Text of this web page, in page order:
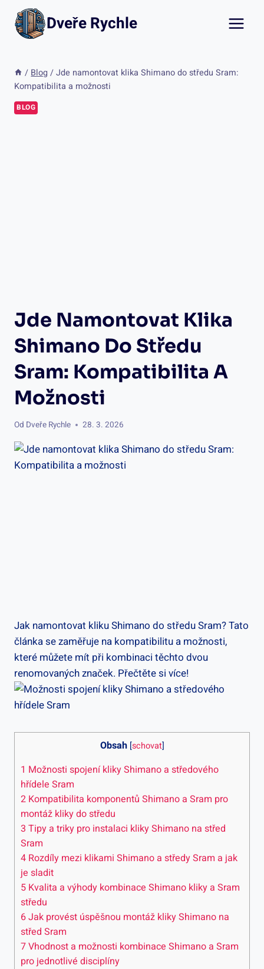
Přeskočit
obsah
Dveře Rychle
/ Blog / Jde namontovat klika Shimano do středu Sram:
Kompatibilita a možnosti
BLOG
Jde Namontovat Klika
Shimano Do Středu
Sram: Kompatibilita A
Možnosti
Od Dveře Rychle 28. 3. 2026
Jak namontovat kliku Shimano do středu Sram? Tato
článka se zaměřuje na kompatibilitu a možnosti,
‌které⁣ můžete ​mít ⁤při​ kombinaci těchto​ dvou
renomovaných ‌značek. Přečtěte‌ si více!
Obsah [schovat]
1 Možnosti⁤ spojení‍ kliky Shimano a středového
hřídele Sram
2 Kompatibilita komponentů Shimano a Sram pro
montáž kliky do středu
3 Tipy⁢ a triky pro instalaci ⁣kliky Shimano‍ na střed
⁣Sram
4 Rozdíly ⁣mezi klikami Shimano a středy Sram a jak
je sladit
5 Kvalita a výhody ⁣kombinace Shimano kliky a Sram
středu
6Jak provést ⁣úspěšnou montáž kliky Shimano na
střed Sram
7Vhodnost⁣ a možnosti kombinace​ Shimano ‍a Sram
⁢pro jednotlivé disciplíny